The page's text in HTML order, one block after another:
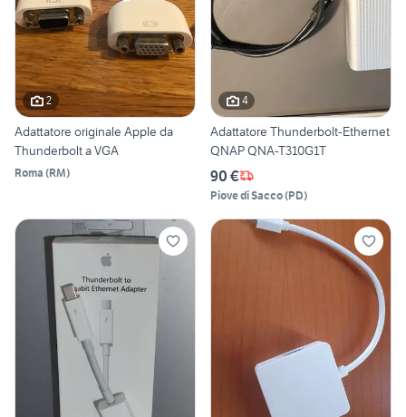
2
Adattatore originale Apple da
Thunderbolt a VGA
Roma (RM)
4
Adattatore Thunderbolt-Ethernet
QNAP QNA-T310G1T
90 €
Piove di Sacco(PD)